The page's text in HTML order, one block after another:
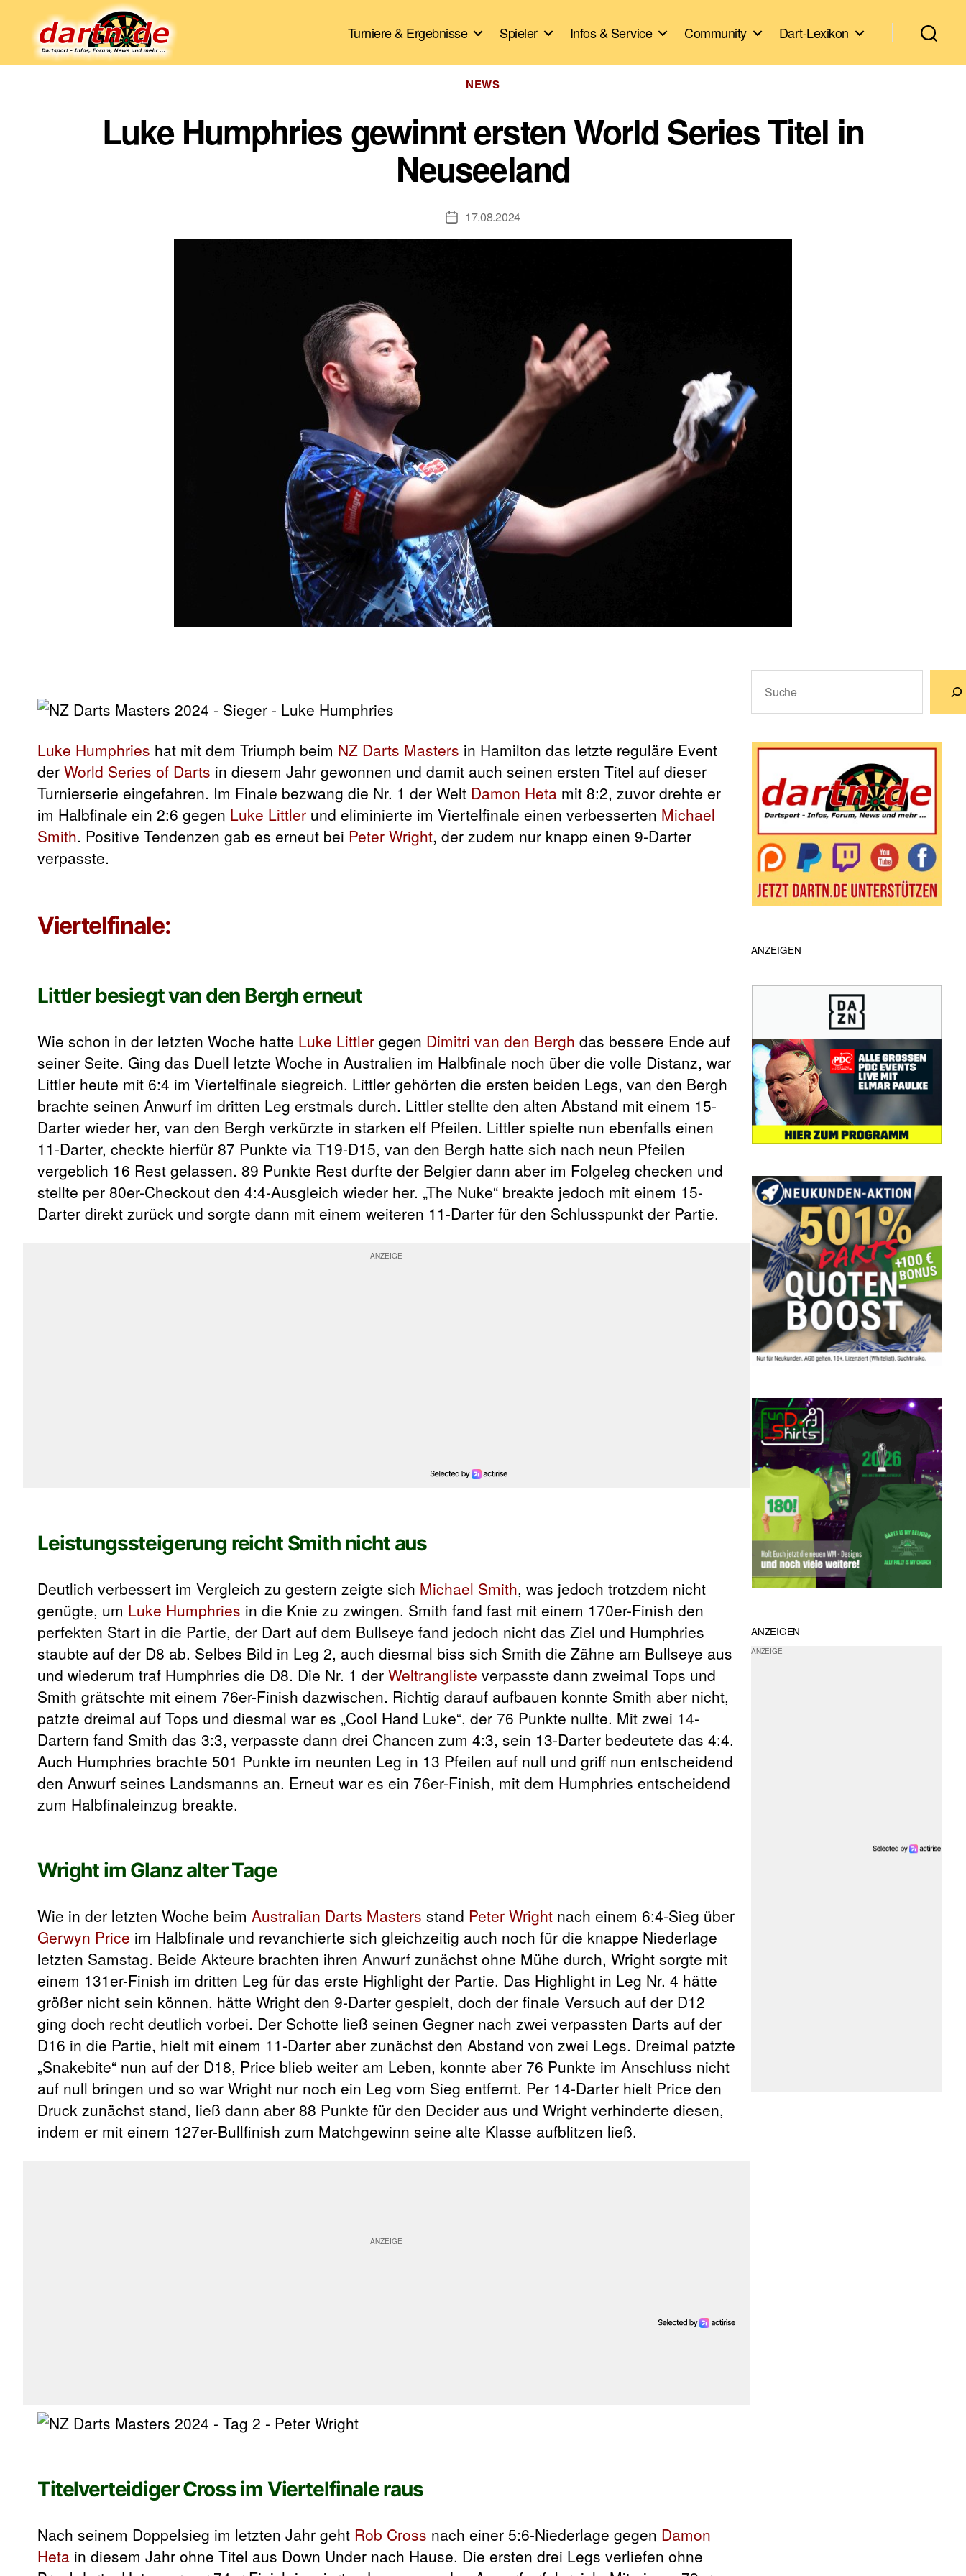
Turniere & Ergebnisse Spieler Infos & Service Community Dart-Lexikon
Kategorien
NEWS
Luke Humphries gewinnt ersten World Series Titel in
Neuseeland
Veröffentlichungsdatum
17.08.2024
Luke Humphries hat mit dem Triumph beim NZ Darts Masters in Hamilton das letzte reguläre Event
der World Series of Darts in diesem Jahr gewonnen und damit auch seinen ersten Titel auf dieser
Turnierserie eingefahren. Im Finale bezwang die Nr. 1 der Welt Damon Heta mit 8:2, zuvor drehte er
im Halbfinale ein 2:6 gegen Luke Littler und eliminierte im Viertelfinale einen verbesserten Michael
Smith. Positive Tendenzen gab es erneut bei Peter Wright, der zudem nur knapp einen 9-Darter
verpasste.
Viertelfinale:
Littler besiegt van den Bergh erneut
Wie schon in der letzten Woche hatte Luke Littler gegen Dimitri van den Bergh das bessere Ende auf
seiner Seite. Ging das Duell letzte Woche in Australien im Halbfinale noch über die volle Distanz, war
Littler heute mit 6:4 im Viertelfinale siegreich. Littler gehörten die ersten beiden Legs, van den Bergh
brachte seinen Anwurf im dritten Leg erstmals durch. Littler stellte den alten Abstand mit einem 15-
Darter wieder her, van den Bergh verkürzte in starken elf Pfeilen. Littler spielte nun ebenfalls einen
11-Darter, checkte hierfür 87 Punkte via T19-D15, van den Bergh hatte sich nach neun Pfeilen
vergeblich 16 Rest gelassen. 89 Punkte Rest durfte der Belgier dann aber im Folgeleg checken und
stellte per 80er-Checkout den 4:4-Ausgleich wieder her. „The Nuke“ breakte jedoch mit einem 15-
Darter direkt zurück und sorgte dann mit einem weiteren 11-Darter für den Schlusspunkt der Partie.
Leistungssteigerung reicht Smith nicht aus
Deutlich verbessert im Vergleich zu gestern zeigte sich Michael Smith, was jedoch trotzdem nicht
genügte, um Luke Humphries in die Knie zu zwingen. Smith fand fast mit einem 170er-Finish den
perfekten Start in die Partie, der Dart auf dem Bullseye fand jedoch nicht das Ziel und Humphries
staubte auf der D8 ab. Selbes Bild in Leg 2, auch diesmal biss sich Smith die Zähne am Bullseye aus
und wiederum traf Humphries die D8. Die Nr. 1 der Weltrangliste verpasste dann zweimal Tops und
Smith grätschte mit einem 76er-Finish dazwischen. Richtig darauf aufbauen konnte Smith aber nicht,
patzte dreimal auf Tops und diesmal war es „Cool Hand Luke“, der 76 Punkte nullte. Mit zwei 14-
Dartern fand Smith das 3:3, verpasste dann drei Chancen zum 4:3, sein 13-Darter bedeutete das 4:4.
Auch Humphries brachte 501 Punkte im neunten Leg in 13 Pfeilen auf null und griff nun entscheidend
den Anwurf seines Landsmanns an. Erneut war es ein 76er-Finish, mit dem Humphries entscheidend
zum Halbfinaleinzug breakte.
Wright im Glanz alter Tage
Wie in der letzten Woche beim Australian Darts Masters stand Peter Wright nach einem 6:4-Sieg über
Gerwyn Price im Halbfinale und revanchierte sich gleichzeitig auch noch für die knappe Niederlage
letzten Samstag. Beide Akteure brachten ihren Anwurf zunächst ohne Mühe durch, Wright sorgte mit
einem 131er-Finish im dritten Leg für das erste Highlight der Partie. Das Highlight in Leg Nr. 4 hätte
größer nicht sein können, hätte Wright den 9-Darter gespielt, doch der finale Versuch auf der D12
ging doch recht deutlich vorbei. Der Schotte ließ seinen Gegner nach zwei verpassten Darts auf der
D16 in die Partie, hielt mit einem 11-Darter aber zunächst den Abstand von zwei Legs. Dreimal patzte
„Snakebite“ nun auf der D18, Price blieb weiter am Leben, konnte aber 76 Punkte im Anschluss nicht
auf null bringen und so war Wright nur noch ein Leg vom Sieg entfernt. Per 14-Darter hielt Price den
Druck zunächst stand, ließ dann aber 88 Punkte für den Decider aus und Wright verhinderte diesen,
indem er mit einem 127er-Bullfinish zum Matchgewinn seine alte Klasse aufblitzen ließ.
Titelverteidiger Cross im Viertelfinale raus
Nach seinem Doppelsieg im letzten Jahr geht Rob Cross nach einer 5:6-Niederlage gegen Damon
Heta in diesem Jahr ohne Titel aus Down Under nach Hause. Die ersten drei Legs verliefen ohne
ANZEIGEN
ANZEIGEN